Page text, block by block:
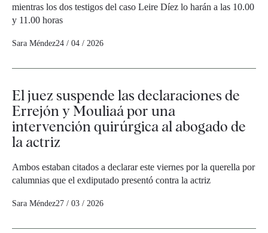
mientras los dos testigos del caso Leire Díez lo harán a las 10.00
y 11.00 horas
Sara Méndez24 / 04 / 2026
El juez suspende las declaraciones de
Errejón y Mouliaá por una
intervención quirúrgica al abogado de
la actriz
Ambos estaban citados a declarar este viernes por la querella por
calumnias que el exdiputado presentó contra la actriz
Sara Méndez27 / 03 / 2026